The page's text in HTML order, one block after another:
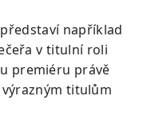
například
v titulní roli
premiéru právě
titulům